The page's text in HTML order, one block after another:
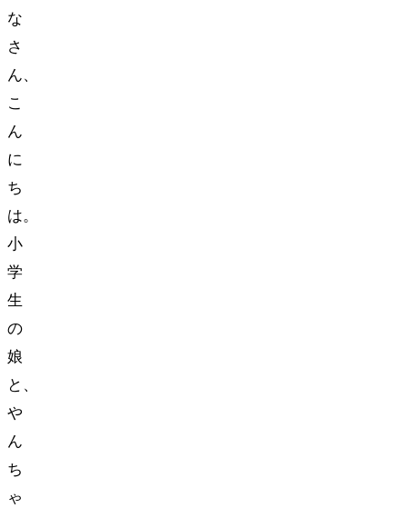
な
さ
ん、
こ
ん
に
ち
は。
小
学
生
の
娘
と、
や
ん
ち
ゃ